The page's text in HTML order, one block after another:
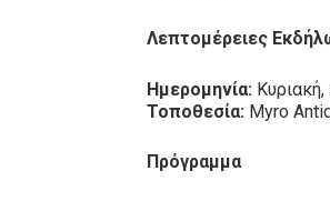
Λεπτομέρειες
Ημερομηνία:
Τοποθεσία: Myro
Πρόγραμμα